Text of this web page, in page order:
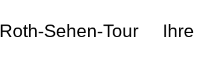
Roth-Sehen-Tour